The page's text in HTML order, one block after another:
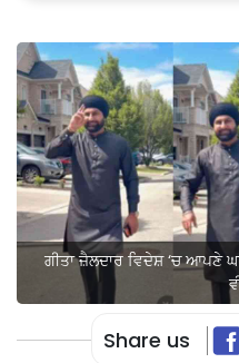
ਗੀਤਾ ਜ਼ੈਲਦਾਰ ਵਿਦੇਸ਼ ‘ਚ ਆਪਣੇ
Share us